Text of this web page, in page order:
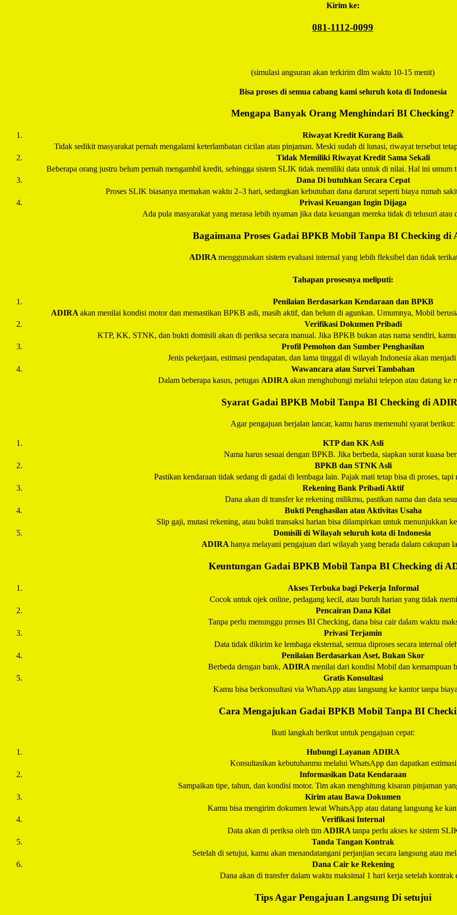
Kirim ke:
081-1112-0099
(simulasi angsuran akan terkirim dlm waktu 10-15 menit)
Bisa proses di semua cabang kami seluruh kota di Indonesia
Mengapa Banyak Orang Menghindari BI Checking?
Riwayat Kredit Kurang Baik
Tidak sedikit masyarakat pernah mengalami keterlambatan cicilan atau pinjaman. Meski sudah di lunasi, riwayat tersebut
Tidak Memiliki Riwayat Kredit Sama Sekali
Beberapa orang justru belum pernah mengambil kredit, sehingga sistem SLIK tidak memiliki data untuk di nilai. Hal ini umum
Dana Di butuhkan Secara Cepat
Proses SLIK biasanya memakan waktu 2–3 hari, sedangkan kebutuhan dana darurat seperti biaya rumah
Privasi Keuangan Ingin Dijaga
Ada pula masyarakat yang merasa lebih nyaman jika data keuangan mereka tidak di telusuri atau
Bagaimana Proses Gadai BPKB Mobil Tanpa BI Checking di
ADIRAmenggunakan sistem evaluasi internal yang lebih fleksibel dan tidak
Tahapan prosesnya meliputi:
Penilaian Berdasarkan Kendaraan dan BPKB
ADIRA akan menilai kondisi motor dan memastikan BPKB asli, masih aktif, dan belum di agunkan. Umumnya, Mobil
Verifikasi Dokumen Pribadi
KTP, KK, STNK, dan bukti domisili akan di periksa secara manual. Jika BPKB bukan atas nama sendiri, kamu
Profil Pemohon dan Sumber Penghasilan
Jenis pekerjaan, estimasi pendapatan, dan lama tinggal di wilayah Indonesia akan
Wawancara atau Survei Tambahan
Dalam beberapa kasus, petugas ADIRA akan menghubungi melalui telepon atau datang ke
Syarat Gadai BPKB Mobil Tanpa BI Checking di
Agar pengajuan berjalan lancar, kamu harus memenuhi syarat berikut:
KTP dan KK Asli
Nama harus sesuai dengan BPKB. Jika berbeda, siapkan surat kuasa
BPKB dan STNK Asli
Pastikan kendaraan tidak sedang di gadai di lembaga lain. Pajak mati tetap bisa di proses,
Rekening Bank Pribadi Aktif
Dana akan di transfer ke rekening milikmu, pastikan nama dan data
Bukti Penghasilan atau Aktivitas Usaha
Slip gaji, mutasi rekening, atau bukti transaksi harian bisa dilampirkan untuk menunjukkan
Domisili di Wilayah seluruh kota di Indonesia
ADIRA hanya melayani pengajuan dari wilayah yang berada dalam cakupan
Keuntungan Gadai BPKB Mobil Tanpa BI Checking di
Akses Terbuka bagi Pekerja Informal
Cocok untuk ojek online, pedagang kecil, atau buruh harian yang tidak
Pencairan Dana Kilat
Tanpa perlu menunggu proses BI Checking, dana bisa cair dalam waktu
Privasi Terjamin
Data tidak dikirim ke lembaga eksternal, semua diproses secara internal
Penilaian Berdasarkan Aset, Bukan Skor
Berbeda dengan bank, ADIRA menilai dari kondisi Mobil dan kemampuan
Gratis Konsultasi
Kamu bisa berkonsultasi via WhatsApp atau langsung ke kantor tanpa
Cara Mengajukan Gadai BPKB Mobil Tanpa BI
Ikuti langkah berikut untuk pengajuan cepat:
Hubungi Layanan ADIRA
Konsultasikan kebutuhanmu melalui WhatsApp dan dapatkan
Informasikan Data Kendaraan
Sampaikan tipe, tahun, dan kondisi motor. Tim akan menghitung kisaran pinjaman
Kirim atau Bawa Dokumen
Kamu bisa mengirim dokumen lewat WhatsApp atau datang langsung ke
Verifikasi Internal
Data akan di periksa oleh tim ADIRA tanpa perlu akses ke sistem
Tanda Tangan Kontrak
Setelah di setujui, kamu akan menandatangani perjanjian secara langsung atau
Dana Cair ke Rekening
Dana akan di transfer dalam waktu maksimal 1 hari kerja setelah kontrak
Tips Agar Pengajuan Langsung Di setujui